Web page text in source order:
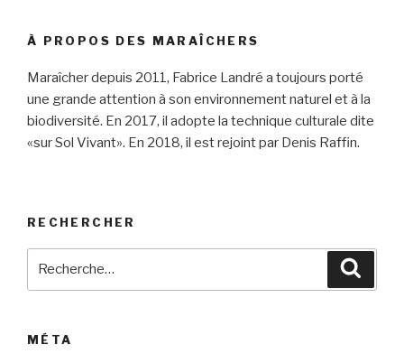
À PROPOS DES MARAÎCHERS
Maraîcher depuis 2011, Fabrice Landré a toujours porté
une grande attention à son environnement naturel et à la
biodiversité. En 2017, il adopte la technique culturale dite
«sur Sol Vivant». En 2018, il est rejoint par Denis Raffin.
RECHERCHER
MÉTA